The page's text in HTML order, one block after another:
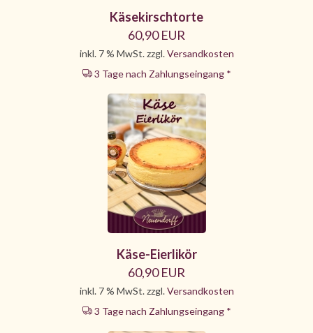
Käsekirschtorte
60,90 EUR
inkl. 7 % MwSt. zzgl.Versandkosten
3 Tage nach Zahlungseingang *
Käse-Eierlikör
60,90 EUR
inkl. 7 % MwSt. zzgl.Versandkosten
3 Tage nach Zahlungseingang *